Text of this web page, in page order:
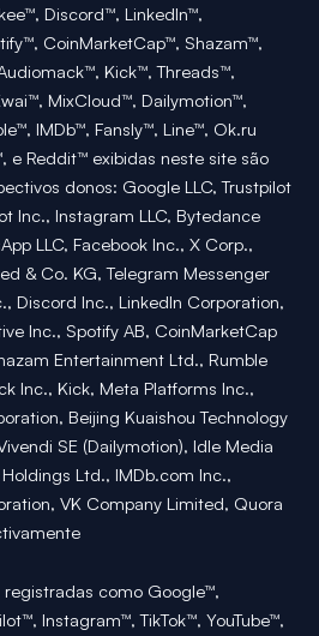
Discord™, LinkedIn™,
CoinMarketCap™, Shazam™,
Kick™, Threads™,
MixCloud™, Dailymotion™,
IMDb™, Fansly™, Line™, Ok.ru
e Reddit™ exibidas neste site são
donos: Google LLC, Trustpilot
Inc., Instagram LLC, Bytedance
LLC, Facebook Inc., X Corp.,
& Co. KG, Telegram Messenger
Discord Inc., LinkedIn Corporation,
Inc., Spotify AB, CoinMarketCap
Entertainment Ltd., Rumble
Inc., Kick, Meta Platforms Inc.,
Beijing Kuaishou Technology
SE (Dailymotion), Idle Media
Ltd., IMDb.com Inc.,
VK Company Limited, Quora
como Google™,
Instagram™, TikTok™, YouTube™,